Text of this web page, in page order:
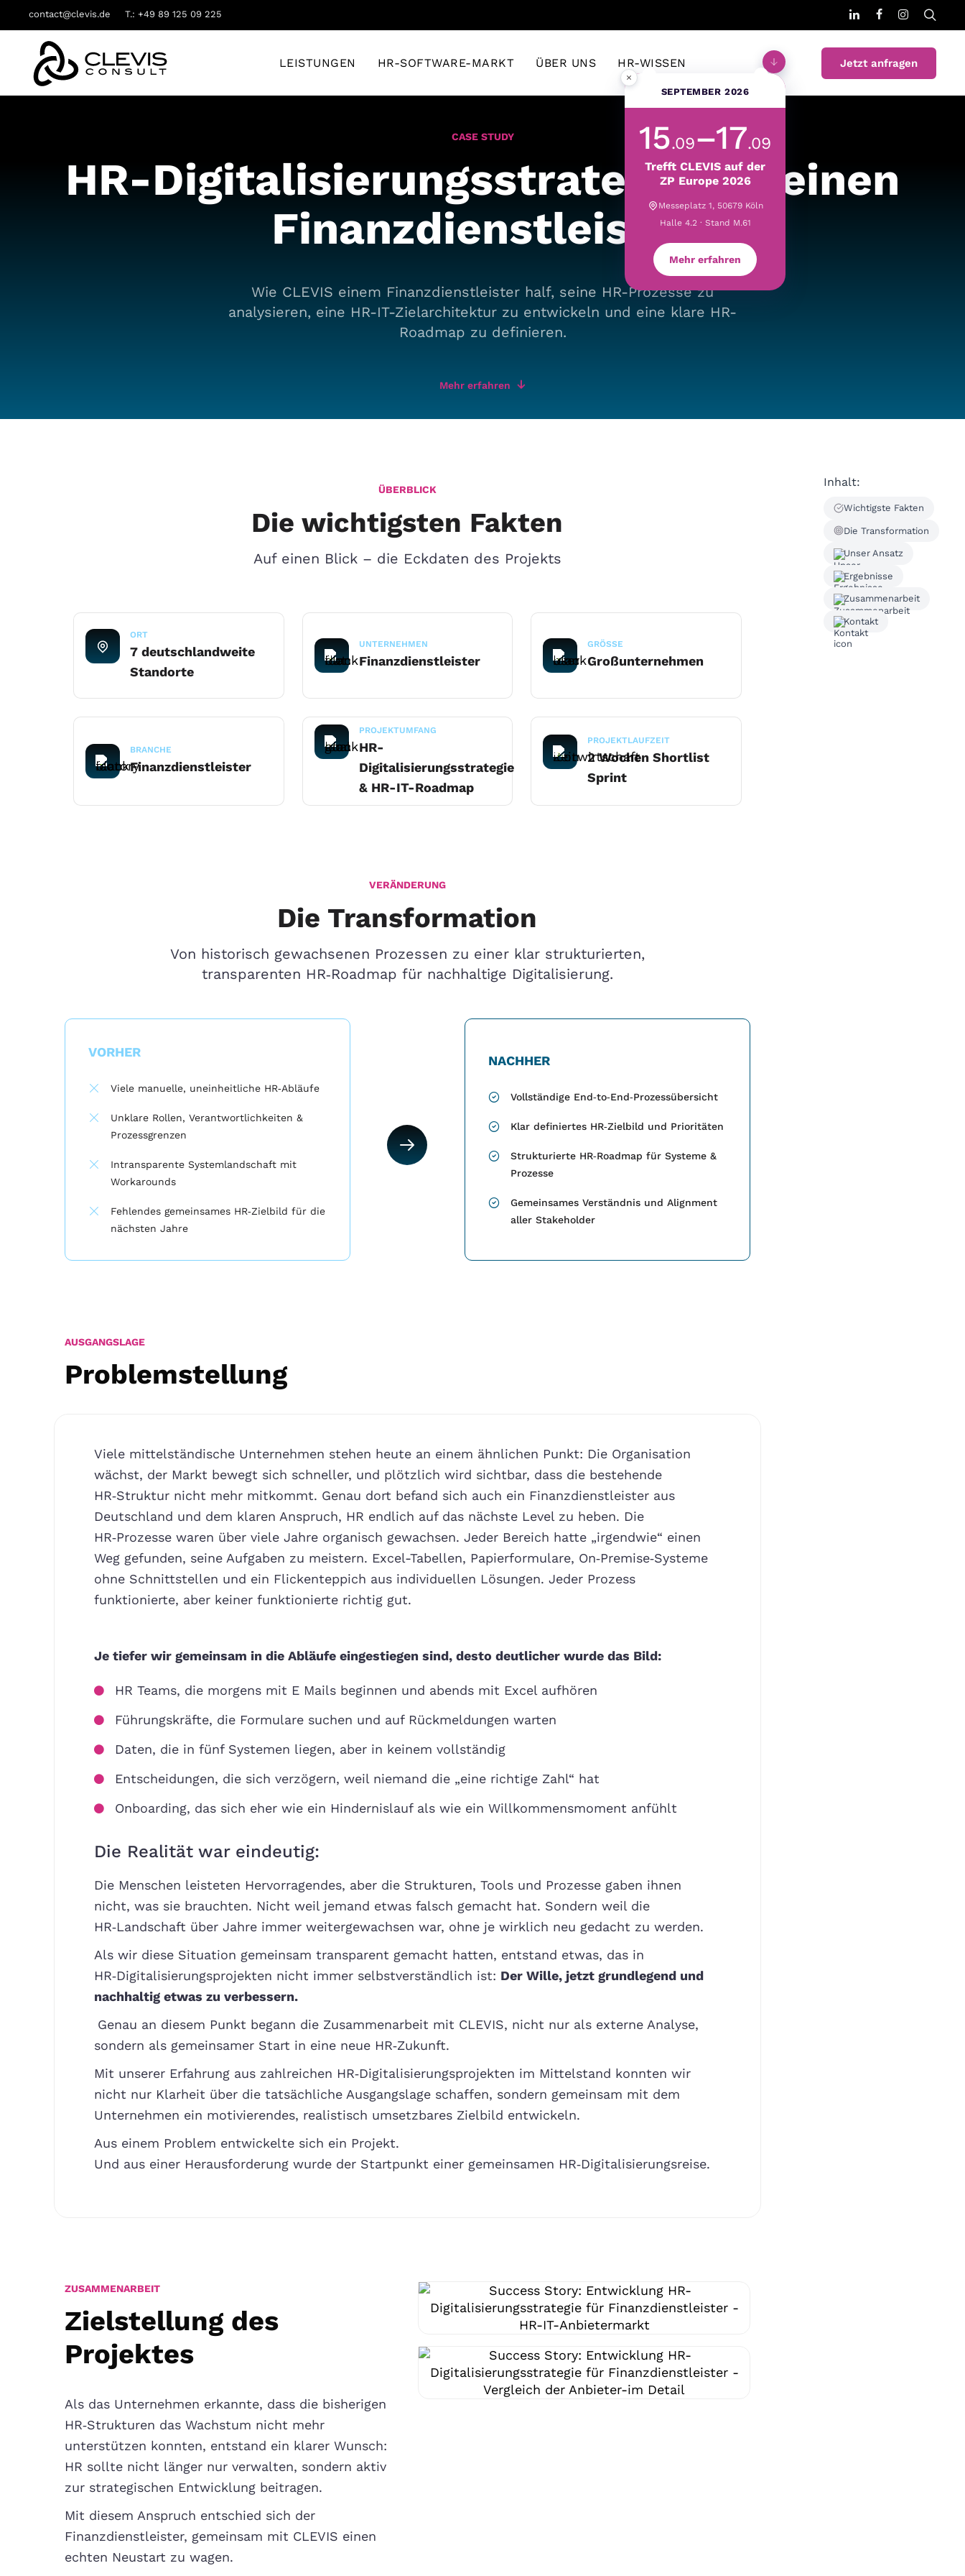
contact@clevis.de T.: +49 89 125 09 225
Jetzt anfragen
LEISTUNGEN HR-SOFTWARE-MARKT ÜBER UNS HR-WISSEN
CASE STUDY
HR-Digitalisierungsstrategie für einen
Finanzdienstleister
Wie CLEVIS einem Finanzdienstleister half, seine HR-Prozesse zu
analysieren, eine HR-IT-Zielarchitektur zu entwickeln und eine klare HR-
Roadmap zu definieren.
Mehr erfahren
ÜBERBLICK
Die wichtigsten Fakten
Auf einen Blick – die Eckdaten des Projekts
ORT
7 deutschlandweite
Standorte
UNTERNEHMEN
Finanzdienstleister
GRÖSSE
Großunternehmen
BRANCHE
Finanzdienstleister
PROJEKTUMFANG
HR-
Digitalisierungsstrategie
& HR-IT-Roadmap
PROJEKTLAUFZEIT
2 Wochen Shortlist
Sprint
VERÄNDERUNG
Die Transformation
Von historisch gewachsenen Prozessen zu einer klar strukturierten,
transparenten HR‑Roadmap für nachhaltige Digitalisierung.
VORHER
Viele manuelle, uneinheitliche HR‑Abläufe
Unklare Rollen, Verantwortlichkeiten &
Prozessgrenzen
Intransparente Systemlandschaft mit
Workarounds
Fehlendes gemeinsames HR‑Zielbild für die
nächsten Jahre
NACHHER
Vollständige End‑to‑End‑Prozessübersicht
Klar definiertes HR‑Zielbild und Prioritäten
Strukturierte HR‑Roadmap für Systeme &
Prozesse
Gemeinsames Verständnis und Alignment
aller Stakeholder
AUSGANGSLAGE
Problemstellung
Viele mittelständische Unternehmen stehen heute an einem ähnlichen Punkt: Die Organisation
wächst, der Markt bewegt sich schneller, und plötzlich wird sichtbar, dass die bestehende
HR‑Struktur nicht mehr mitkommt. Genau dort befand sich auch ein Finanzdienstleister aus
Deutschland und dem klaren Anspruch, HR endlich auf das nächste Level zu heben. Die
HR‑Prozesse waren über viele Jahre organisch gewachsen. Jeder Bereich hatte „irgendwie“ einen
Weg gefunden, seine Aufgaben zu meistern. Excel-Tabellen, Papierformulare, On‑Premise‑Systeme
ohne Schnittstellen und ein Flickenteppich aus individuellen Lösungen. Jeder Prozess
funktionierte, aber keiner funktionierte richtig gut.
Je tiefer wir gemeinsam in die Abläufe eingestiegen sind, desto deutlicher wurde das Bild:
HR Teams, die morgens mit E Mails beginnen und abends mit Excel aufhören
Führungskräfte, die Formulare suchen und auf Rückmeldungen warten
Daten, die in fünf Systemen liegen, aber in keinem vollständig
Entscheidungen, die sich verzögern, weil niemand die „eine richtige Zahl“ hat
Onboarding, das sich eher wie ein Hindernislauf als wie ein Willkommensmoment anfühlt
Die Realität war eindeutig:
Die Menschen leisteten Hervorragendes, aber die Strukturen, Tools und Prozesse gaben ihnen
nicht, was sie brauchten. Nicht weil jemand etwas falsch gemacht hat. Sondern weil die
HR‑Landschaft über Jahre immer weitergewachsen war, ohne je wirklich neu gedacht zu werden.
Als wir diese Situation gemeinsam transparent gemacht hatten, entstand etwas, das in
HR‑Digitalisierungsprojekten nicht immer selbstverständlich ist: Der Wille, jetzt grundlegend und
nachhaltig etwas zu verbessern.
Genau an diesem Punkt begann die Zusammenarbeit mit CLEVIS, nicht nur als externe Analyse,
sondern als gemeinsamer Start in eine neue HR‑Zukunft.
Mit unserer Erfahrung aus zahlreichen HR‑Digitalisierungsprojekten im Mittelstand konnten wir
nicht nur Klarheit über die tatsächliche Ausgangslage schaffen, sondern gemeinsam mit dem
Unternehmen ein motivierendes, realistisch umsetzbares Zielbild entwickeln.
Aus einem Problem entwickelte sich ein Projekt.
Und aus einer Herausforderung wurde der Startpunkt einer gemeinsamen HR‑Digitalisierungsreise.
ZUSAMMENARBEIT
Zielstellung des
Projektes
Als das Unternehmen erkannte, dass die bisherigen
HR‑Strukturen das Wachstum nicht mehr
unterstützen konnten, entstand ein klarer Wunsch:
HR sollte nicht länger nur verwalten, sondern aktiv
zur strategischen Entwicklung beitragen.
Mit diesem Anspruch entschied sich der
Finanzdienstleister, gemeinsam mit CLEVIS einen
echten Neustart zu wagen.
Inhalt:
Wichtigste Fakten
Die Transformation
Unser Ansatz
Ergebnisse
Zusammenarbeit
Kontakt
×
SEPTEMBER 2026
15.09–17.09
Trefft CLEVIS auf der
ZP Europe 2026
Messeplatz 1, 50679 Köln
Halle 4.2 · Stand M.61
Mehr erfahren